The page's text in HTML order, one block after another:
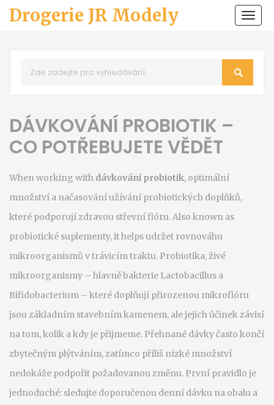
Drogerie JR Modely
DÁVKOVÁNÍ PROBIOTIK –
CO POTŘEBUJETE VĚDĚT
When working with dávkování probiotik, optimální
množství a načasování užívání probiotických doplňků,
které podporují zdravou střevní flóru. Also known as
probiotické suplementy, it helps udržet rovnováhu
mikroorganismů v trávicím traktu. Probiotika,živé
mikroorganismy – hlavně bakterie Lactobacillus a
Bifidobacterium – které doplňují přirozenou mikroflóru
jsou základním stavebním kamenem, ale jejich účinek závisí
na tom, kolik a kdy je přijmeme. Přehnané dávky často končí
zbytečným plýtváním, zatímco příliš nízké množství
nedokáže podpořit požadovanou změnu. První pravidlo je
jednoduché: sledujte doporučenou denní dávku na obalu a